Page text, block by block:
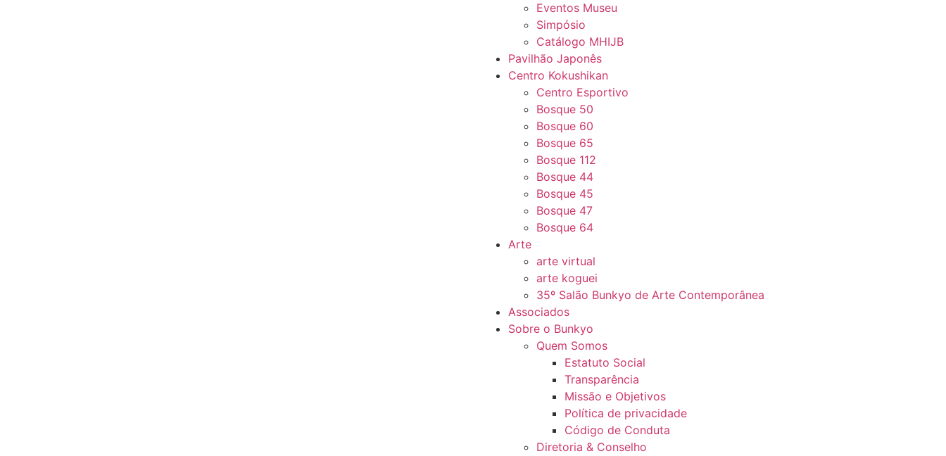
Eventos Museu
Simpósio
Catálogo MHIJB
Pavilhão Japonês
Centro Kokushikan
Centro Esportivo
Bosque 50
Bosque 60
Bosque 65
Bosque 112
Bosque 44
Bosque 45
Bosque 47
Bosque 64
Arte
arte virtual
arte koguei
35º Salão Bunkyo de Arte Contemporânea
Associados
Sobre o Bunkyo
Quem Somos
Estatuto Social
Transparência
Missão e Objetivos
Política de privacidade
Código de Conduta
Diretoria & Conselho